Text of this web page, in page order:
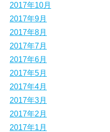
2017年10月
2017年9月
2017年8月
2017年7月
2017年6月
2017年5月
2017年4月
2017年3月
2017年2月
2017年1月